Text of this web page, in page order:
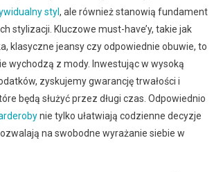
styl, ale również stanowią fundament
stylizacji. Kluczowe must-have’y, takie jak
klasyczne jeansy czy odpowiednie obuwie, to
wychodzą z mody. Inwestując w wysoką
zyskujemy gwarancję trwałości i
będą służyć przez długi czas. Odpowiednio
nie tylko ułatwiają codzienne decyzje
na swobodne wyrażanie siebie w